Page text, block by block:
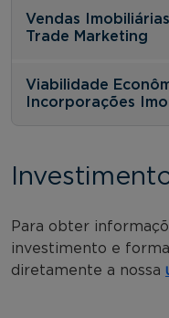
Vendas
Trade Marketing
Viabilidade
Incorporações
Para obter
investimento e
diretamente a nossa